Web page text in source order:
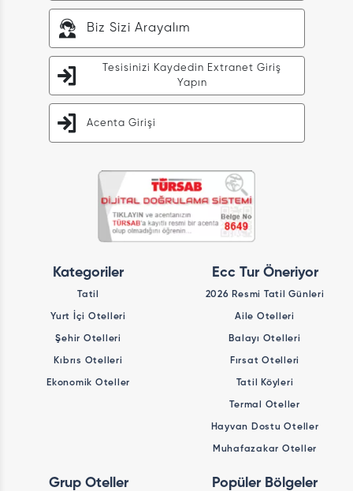
Biz Sizi Arayalım
Tesisinizi Kaydedin Extranet Giriş
Yapın
Acenta Girişi
Kategoriler
Tatil
Yurt İçi Otelleri
Şehir Otelleri
Kıbrıs Otelleri
Ekonomik Oteller
Ecc Tur Öneriyor
2026 Resmi Tatil Günleri
Aile Otelleri
Balayı Otelleri
Fırsat Otelleri
Tatil Köyleri
Termal Oteller
Hayvan Dostu Oteller
Muhafazakar Oteller
Grup Oteller Popüler Bölgeler